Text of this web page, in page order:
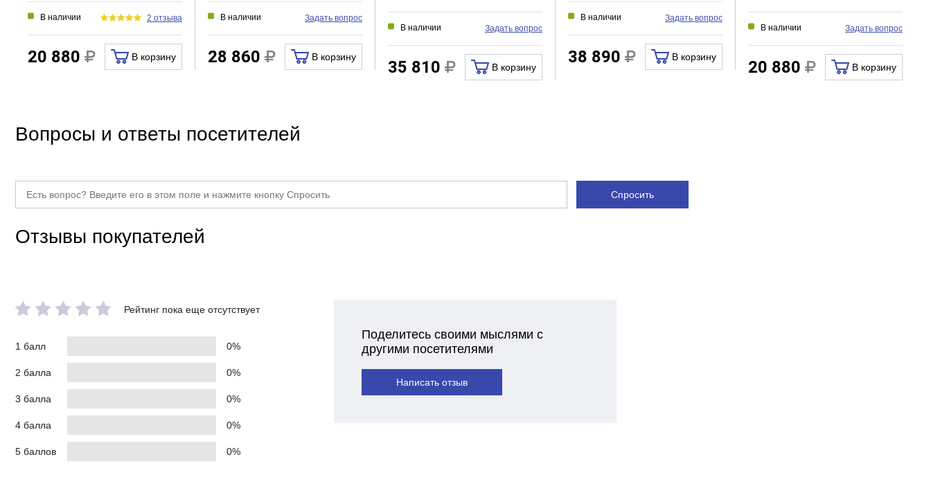
В наличии 2 отзыва
20 880 В корзину
В наличии Задать вопрос
28 860 В корзину
В наличии Задать вопрос
35 810 В корзину
В наличии Задать вопрос
38 890 В корзину
В наличии Задать вопрос
20 880 В корзину
Вопросы и ответы посетителей
Спросить
Отзывы покупателей
Рейтинг пока еще отсутствует
1 балл 0%
2 балла 0%
3 балла 0%
4 балла 0%
5 баллов 0%
Поделитесь своими мыслями с
другими посетителями
Написать отзыв